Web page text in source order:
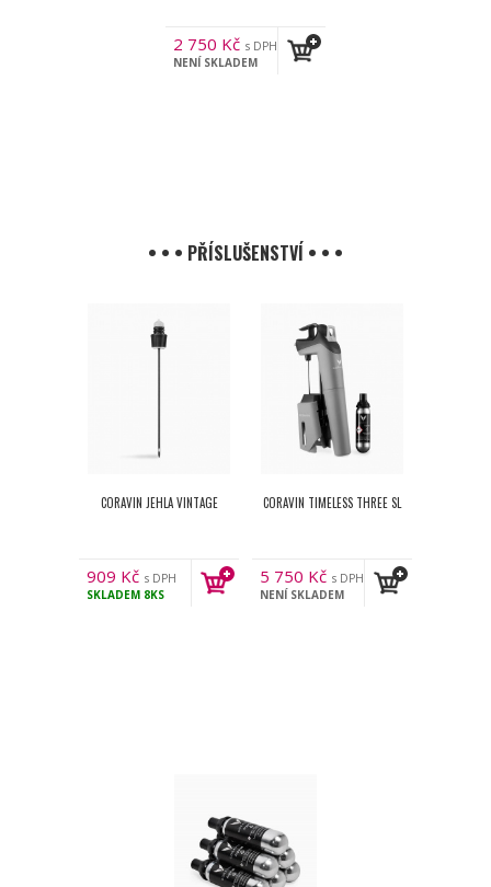
2 750 Kč s DPH
NENÍ SKLADEM
• • • PŘÍSLUŠENSTVÍ • • •
CORAVIN JEHLA VINTAGE
909 Kč s DPH
SKLADEM 8KS
CORAVIN TIMELESS THREE SL
5 750 Kč s DPH
NENÍ SKLADEM